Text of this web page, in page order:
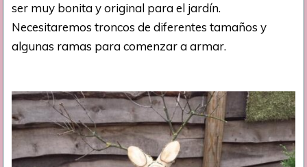
ser muy bonita y original para el jardín.
Necesitaremos troncos de diferentes tamaños y
algunas ramas para comenzar a armar.